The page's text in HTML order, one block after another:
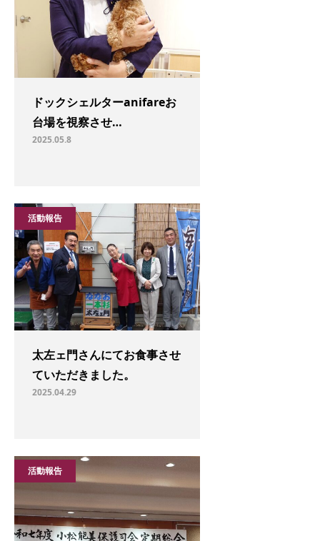
ドックシェルターanifareお
台場を視察させ…
2025.05.8
太左ェ門さんにてお食事させ
ていただきました。
2025.04.29
活動報告
活動報告